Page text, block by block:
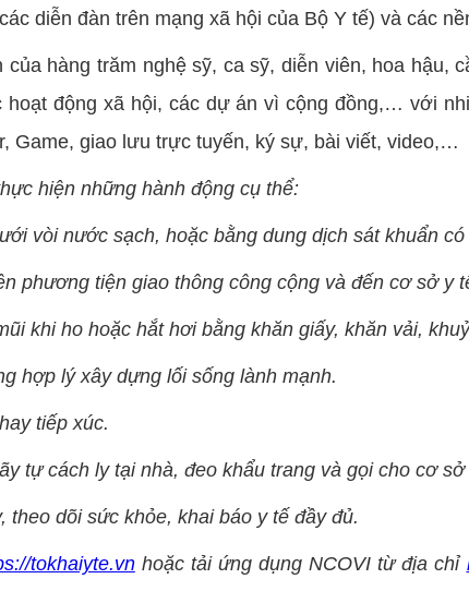
diễn đàn trên mạng xã hội của Bộ Y tế) và các
hàng trăm nghệ sỹ, ca sỹ, diễn viên, hoa hậu,
hoạt động xã hội, các dự án vì cộng đồng,… với
Game, giao lưu trực tuyến, ký sự, bài viết, video,…
hiện những hành động cụ thể:
vòi nước sạch, hoặc bằng dung dịch sát khuẩn
phương tiện giao thông công cộng và đến cơ sở y
khi ho hoặc hắt hơi bằng khăn giấy, khăn vải,
hợp lý xây dựng lối sống lành mạnh.
tiếp xúc.
tự cách ly tại nhà, đeo khẩu trang và gọi cho cơ
dõi sức khỏe, khai báo y tế đầy đủ.
tokhaiyte.vnhoặc tải ứng dụng NCOVI từ địa chỉ